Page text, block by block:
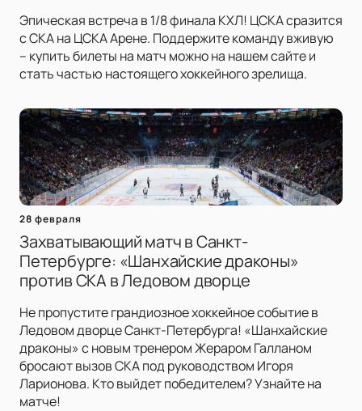
Эпическая встреча в 1/8 финала КХЛ! ЦСКА сразится
с СКА на ЦСКА Арене. Поддержите команду вживую
– купить билеты на матч можно на нашем сайте и
стать частью настоящего хоккейного зрелища.
28 февраля
Захватывающий матч в Санкт-
Петербурге: «Шанхайские драконы»
против СКА в Ледовом дворце
Не пропустите грандиозное хоккейное событие в
Ледовом дворце Санкт-Петербурга! «Шанхайские
драконы» с новым тренером Жераром Галланом
бросают вызов СКА под руководством Игоря
Ларионова. Кто выйдет победителем? Узнайте на
матче!